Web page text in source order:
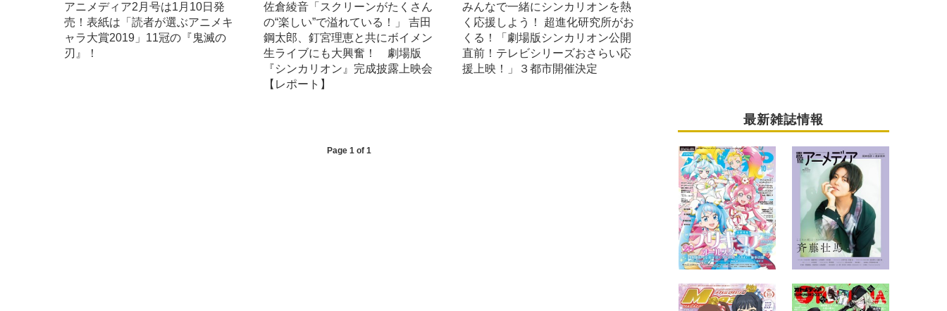
アニメディア2月号は1月10日発
売！表紙は「読者が選ぶアニメキ
ャラ大賞2019」11冠の『鬼滅の
刃』！
佐倉綾音「スクリーンがたくさん
の“楽しい”で溢れている！」 吉田
鋼太郎、釘宮理恵と共にボイメン
生ライブにも大興奮！ 劇場版
『シンカリオン』完成披露上映会
【レポート】
みんなで一緒にシンカリオンを熱
く応援しよう！ 超進化研究所がお
くる！「劇場版シンカリオン公開
直前！テレビシリーズおさらい応
援上映！」３都市開催決定
Page 1 of 1
最新雑誌情報